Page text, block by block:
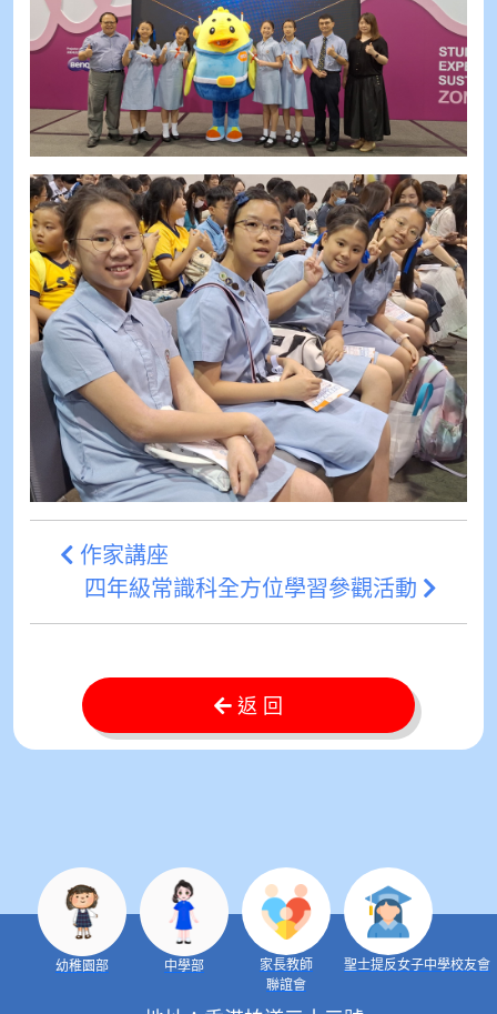
作家講座
四年級常識科全方位學習參觀活動
返 回
幼稚園部 中學部
家長教師
聯誼會
聖士提反女子中學校友會